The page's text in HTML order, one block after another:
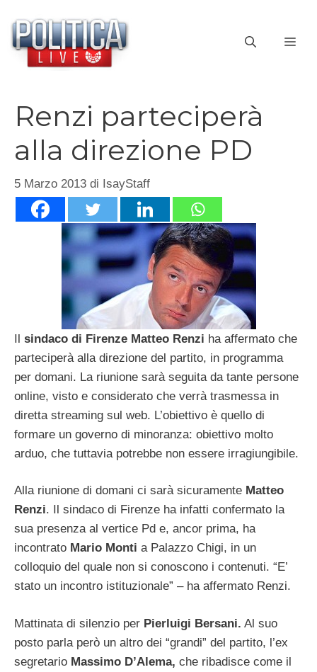
contenuto
Renzi parteciperà
alla direzione PD
5 Marzo 2013 di IsayStaff
Il sindaco di Firenze Matteo Renzi ha affermato che
parteciperà alla direzione del partito, in programma
per domani. La riunione sarà seguita da tante persone
online, visto e considerato che verrà trasmessa in
diretta streaming sul web. L’obiettivo è quello di
formare un governo di minoranza: obiettivo molto
arduo, che tuttavia potrebbe non essere irragiungibile.
Alla riunione di domani ci sarà sicuramente Matteo
Renzi. Il sindaco di Firenze ha infatti confermato la
sua presenza al vertice Pd e, ancor prima, ha
incontrato Mario Monti a Palazzo Chigi, in un
colloquio del quale non si conoscono i contenuti. “E’
stato un incontro istituzionale” – ha affermato Renzi.
Mattinata di silenzio per Pierluigi Bersani. Al suo
posto parla però un altro dei “grandi” del partito, l’ex
segretario Massimo D’Alema, che ribadisce come il